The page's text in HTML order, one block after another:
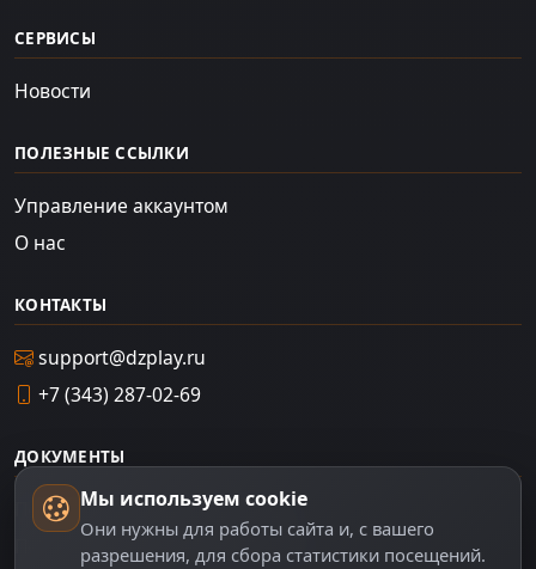
СЕРВИСЫ
Новости
ПОЛЕЗНЫЕ ССЫЛКИ
Управление аккаунтом
О нас
КОНТАКТЫ
support@dzplay.ru
+7 (343) 287-02-69
ДОКУМЕНТЫ
Пользовательское соглашение
Политика персональных данных
Мы используем cookie
Они нужны для работы сайта и, с вашего
разрешения, для сбора статистики посещений.